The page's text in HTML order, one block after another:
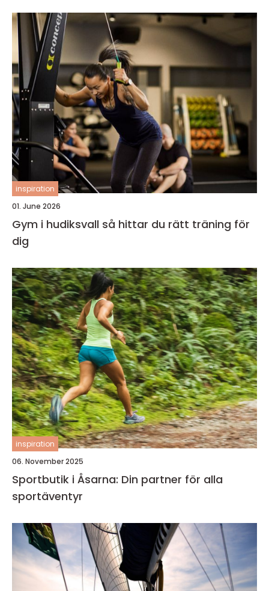
inspiration
01. June 2026
Gym i hudiksvall så hittar du rätt träning för
dig
inspiration
06. November 2025
Sportbutik i Åsarna: Din partner för alla
sportäventyr